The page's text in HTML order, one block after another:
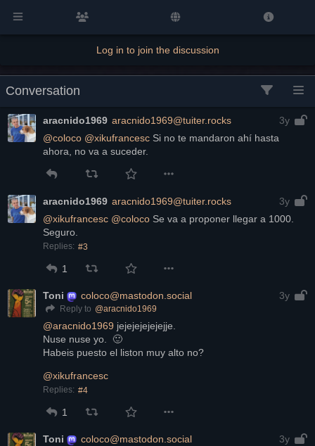
Log in to join the discussion
Conversation
aracnido1969 aracnido1969@tuiter.rocks
3y
@coloco @xikufrancesc Si no te mandaron ahí hasta
ahora, no va a suceder.
aracnido1969 aracnido1969@tuiter.rocks
3y
@xikufrancesc @coloco Se va a proponer llegar a 1000.
Seguro.
Replies: #3
1
Toni coloco@mastodon.social 3y
Reply to @aracnido1969
@aracnido1969 jejejejejejejje.
Nuse nuse yo.  🙂
Habeis puesto el liston muy alto no?
@xikufrancesc
Replies: #4
1
Toni coloco@mastodon.social 3y